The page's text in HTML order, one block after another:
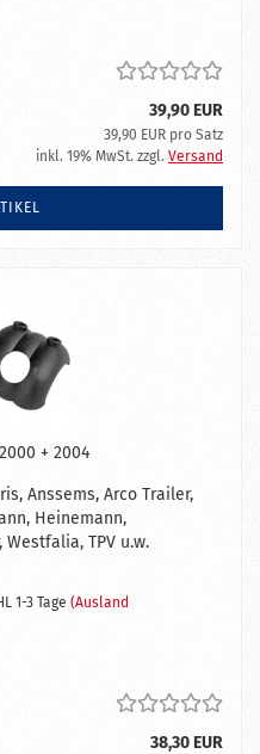
39,90 EUR
39,90 EUR pro Satz
inkl. 19% MwSt. zzgl. Versand
+ 2004
Anssems, Arco Trailer,
Heinemann,
TPV u.w.
1-3 Tage (Ausland
38,30 EUR